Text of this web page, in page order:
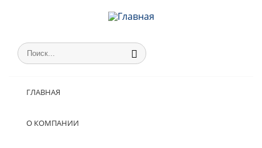
ГЛАВНАЯ
О КОМПАНИИ